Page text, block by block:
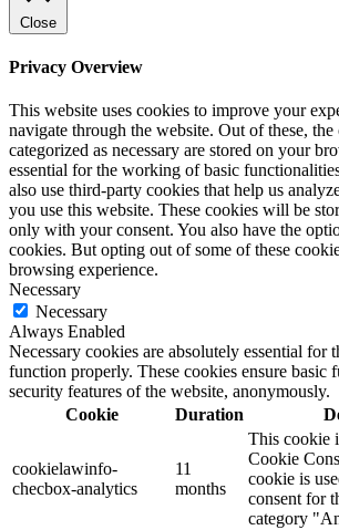
Close
Privacy Overview
This website uses cookies to improve your
navigate through the website. Out of these, the
categorized as necessary are stored on your
essential for the working of basic
also use third-party cookies that help us
you use this website. These cookies will be
only with your consent. You also have the
cookies. But opting out of some of these
browsing experience.
Necessary
Necessary
Always Enabled
Necessary cookies are absolutely essential for
function properly. These cookies ensure basic
security features of the website, anonymously.
Cookie
Duration
cookielawinfo-
checbox-analytics
11
months
This cookie
Cookie
cookie is
consent for
category